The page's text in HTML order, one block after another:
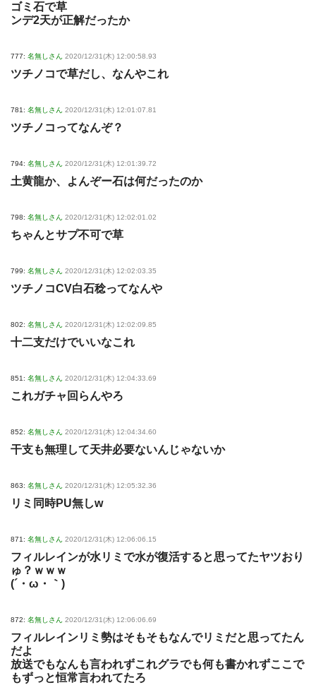
ゴミ石で草
ンデ2天が正解だったか
777: 名無しさん 2020/12/31(木) 12:00:58.93
ツチノコで草だし、なんやこれ
781: 名無しさん 2020/12/31(木) 12:01:07.81
ツチノコってなんぞ？
794: 名無しさん 2020/12/31(木) 12:01:39.72
土黄龍か、よんぞー石は何だったのか
798: 名無しさん 2020/12/31(木) 12:02:01.02
ちゃんとサプ不可で草
799: 名無しさん 2020/12/31(木) 12:02:03.35
ツチノコCV白石稔ってなんや
802: 名無しさん 2020/12/31(木) 12:02:09.85
十二支だけでいいなこれ
851: 名無しさん 2020/12/31(木) 12:04:33.69
これガチャ回らんやろ
852: 名無しさん 2020/12/31(木) 12:04:34.60
干支も無理して天井必要ないんじゃないか
863: 名無しさん 2020/12/31(木) 12:05:32.36
リミ同時PU無しw
871: 名無しさん 2020/12/31(木) 12:06:06.15
フィルレインが水リミで水が復活すると思ってたヤツおり
ゅ？ｗｗｗ
(´・ω・｀)
872: 名無しさん 2020/12/31(木) 12:06:06.69
フィルレインリミ勢はそもそもなんでリミだと思ってたん
だよ
放送でもなんも言われずこれグラでも何も書かれずここで
もずっと恒常言われてたろ